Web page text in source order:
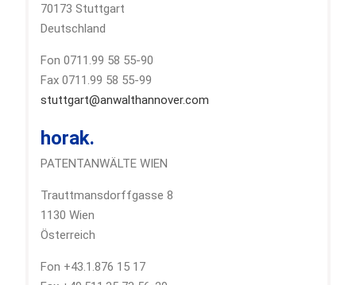
70173 Stuttgart
Deutschland
Fon 0711.99 58 55-90
Fax 0711.99 58 55-99
stuttgart@anwalthannover.com
horak.
PATENTANWÄLTE WIEN
Trauttmansdorffgasse 8
1130 Wien
Österreich
Fon +43.1.876 15 17